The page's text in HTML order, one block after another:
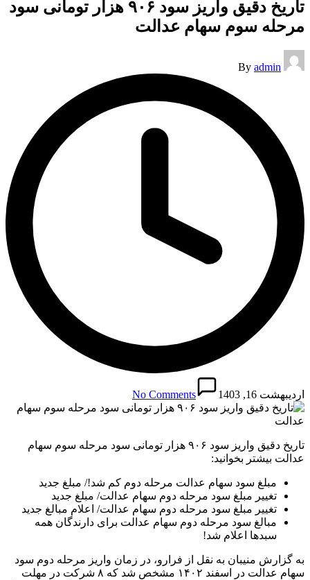
تاریخ دقیق واریز سود ۹۰۶ هزار تومانی ​سود
مرحله سوم سهام عدالت
Posted
by
By admin
اردیبهشت 16, 1403 No Comments
تاریخ دقیق واریز سود ۹۰۶ هزار تومانی ​سود مرحله سوم سهام
عدالت بیشتر بخوانید:
مبلغ سود سهام عدالت مرحله دوم کم شد!/ مبلغ جدید
تغییر مبلغ سود مرحله دوم سهام عدالت/ مبلغ جدید
تغییر مبلغ سود مرحله دوم سهام عدالت/ اعلام مبالغ جدید
مبالغ سود مرحله دوم سهام عدالت برای دارندگان همه
سبدها اعلام شد!
به گزارش منیبان به نقل از فرارو، در زمان واریز مرحله دوم سود
سهام عدالت در اسفند ۱۴۰۲ مشخص شد که ۸ شرکت در مهلت